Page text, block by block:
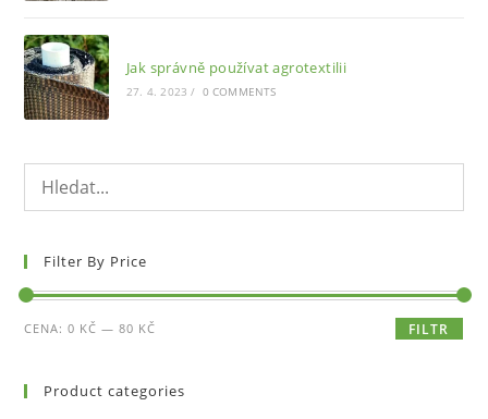
Jak správně používat agrotextilii
27. 4. 2023 / 0 COMMENTS
Filter By Price
Minimální
Maximální
FILTR
CENA:0 KČ —80 KČ
Product categories